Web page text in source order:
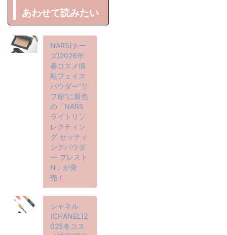
あわせて読みたい
NARS(ナー
ズ)2026年
春コスメ情
報フェイス
パウダー“リ
フ粉”に新色
の「NARS
ライトリフ
レクティン
グ セッティ
ングパウダ
ー プレスト
N」が発
売！
シャネル
(CHANEL)2
025冬コス